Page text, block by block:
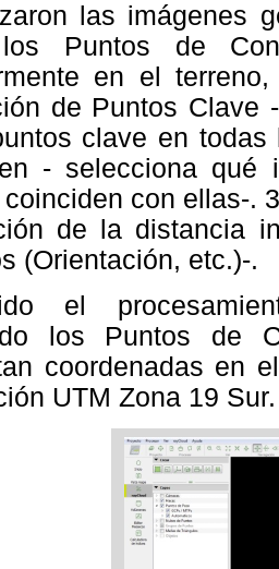
las imágenes
Puntos de
en el
de Puntos Clave
clave en
- selecciona qué
con ellas-.
de la distancia
(Orientación, etc.)-.
el
los Puntos de
coordenadas en
UTM Zona 19